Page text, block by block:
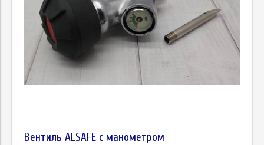
Вентиль ALSAFE с манометром